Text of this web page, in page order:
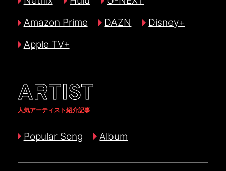
Amazon Prime
DAZN
Disney+
Apple TV+
ARTIST
人気アーティスト紹介記事
Popular Song Album